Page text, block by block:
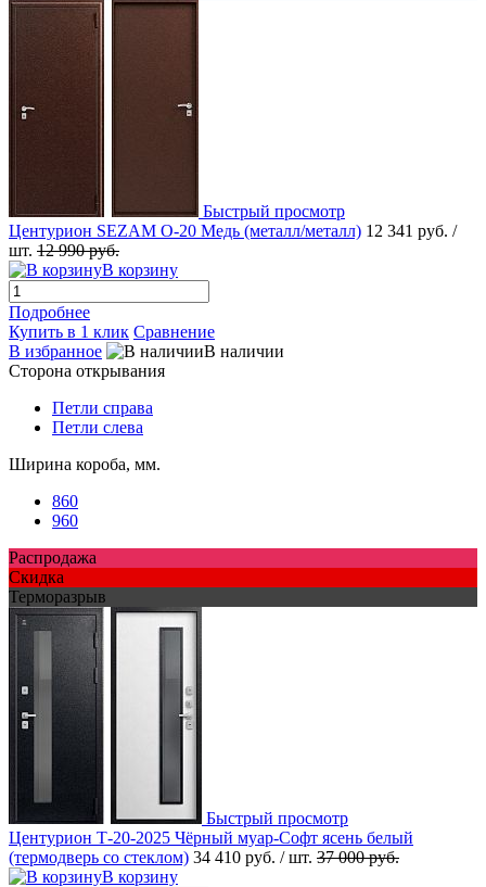
Быстрый просмотр
Центурион SEZAM О-20 Медь (металл/металл) 12 341 руб. /
шт. 12 990 руб.
В корзину
Подробнее
Купить в 1 клик Сравнение
В избранное
В наличии
Сторона открывания
Петли справа
Петли слева
Ширина короба, мм.
860
960
Распродажа
Скидка
Терморазрыв
Быстрый просмотр
Центурион Т-20-2025 Чёрный муар-Софт ясень белый
(термодверь со стеклом) 34 410 руб. / шт. 37 000 руб.
В корзину